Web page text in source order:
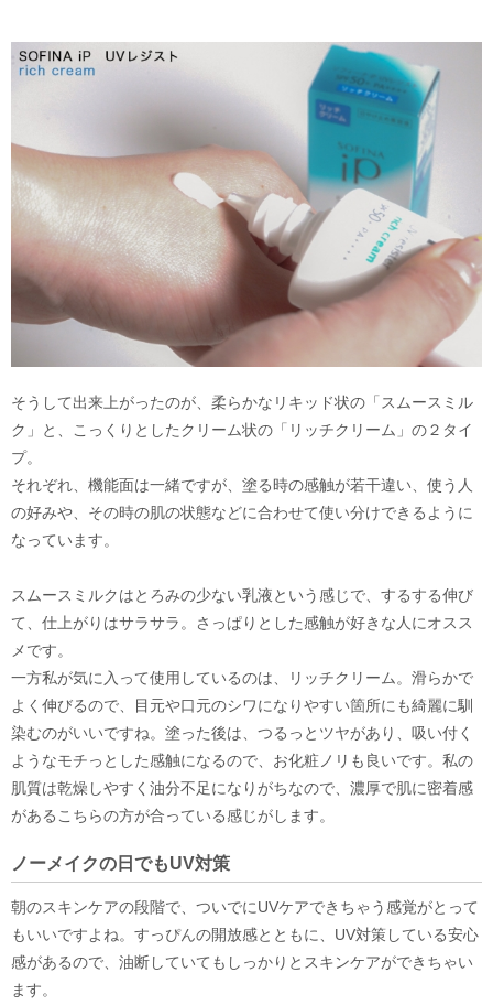
そうして出来上がったのが、柔らかなリキッド状の「スムースミル
ク」と、こっくりとしたクリーム状の「リッチクリーム」の２タイ
プ。
それぞれ、機能面は一緒ですが、塗る時の感触が若干違い、使う人
の好みや、その時の肌の状態などに合わせて使い分けできるように
なっています。
スムースミルクはとろみの少ない乳液という感じで、するする伸び
て、仕上がりはサラサラ。さっぱりとした感触が好きな人にオスス
メです。
一方私が気に入って使用しているのは、リッチクリーム。滑らかで
よく伸びるので、目元や口元のシワになりやすい箇所にも綺麗に馴
染むのがいいですね。塗った後は、つるっとツヤがあり、吸い付く
ようなモチっとした感触になるので、お化粧ノリも良いです。私の
肌質は乾燥しやすく油分不足になりがちなので、濃厚で肌に密着感
があるこちらの方が合っている感じがします。
ノーメイクの日でもUV対策
朝のスキンケアの段階で、ついでにUVケアできちゃう感覚がとって
もいいですよね。すっぴんの開放感とともに、UV対策している安心
感があるので、油断していてもしっかりとスキンケアができちゃい
ます。